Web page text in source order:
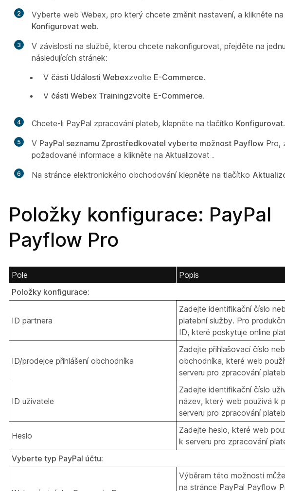
2
Vyberte web Webex, pro který chcete změnit nastavení, a klikněte
Konfigurovat web.
3
V závislosti na službě, kterou chcete nakonfigurovat, přejděte na
následujících stránek:
V části Události Webexzvolte E-Commerce.
V části Webex Trainingzvolte E-Commerce.
4 Chcete-li PayPal zpracování plateb, klepněte na tlačítko Konfigurovat.
5 V PayPal seznamu Zprostředkovatel vyberte možnost Payflow Pro,
požadované informace a klikněte na Aktualizovat .
6 Na stránce elektronického obchodování klepněte na tlačítko
Položky konfigurace: PayPal
Payflow Pro
Pole
Popis
Položky konfigurace:
ID partnera
Zadejte identifikační číslo
platební služby. Pro
ID, které poskytuje online
ID/prodejce přihlášení obchodníka
Zadejte přihlašovací číslo
obchodníka, které web
serveru pro zpracování
ID uživatele
Zadejte identifikační číslo
název, který web používá k
serveru pro zpracování
Heslo
Zadejte heslo, které web
k serveru pro zpracování
Vyberte typ PayPal účtu:
Výběrem této možnosti
na stránce PayPal Payflow